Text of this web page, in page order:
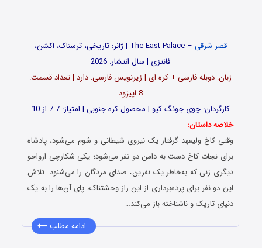
قصر شرقی
– The East Palace | ژانر: تاریخی، ترسناک، اکشن،
فانتزی | سال انتشار: 2026
زبان: دوبله فارسی + کره ای | زیرنویس فارسی: دارد | تعداد قسمت:
8 اپیزود
کارگردان: چوی جونگ کیو | محصول کره جنوبی | امتیاز: 7.7 از 10
خلاصه داستان:
وقتی کاخ ولیعهد گرفتار یک نیروی شیطانی و شوم می‌شود، پادشاه
برای نجات کاخ دست به دامن دو نفر می‌شود؛ یکی شکارچی ارواحو
دیگری زنی که به‌خاطر یک نفرین، صدای مردگان را می‌شنود. تلاش
این دو نفر برای پرده‌برداری از این راز وحشتناک، پای آن‌ها را به یک
دنیای تاریک و ناشناخته باز می‌کند…
ادامه مطلب